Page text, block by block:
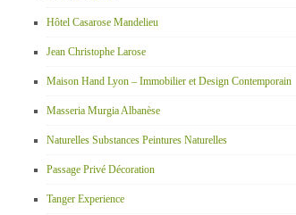
Hôtel Casarose Mandelieu
Jean Christophe Larose
Maison Hand Lyon – Immobilier et Design Contemporain
Masseria Murgia Albanèse
Naturelles Substances Peintures Naturelles
Passage Privé Décoration
Tanger Experience